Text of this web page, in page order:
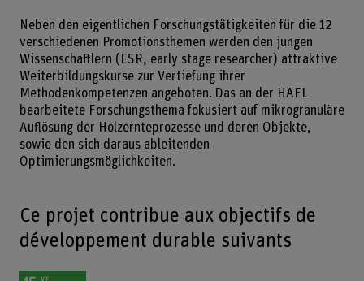
Neben den eigentlichen Forschungstätigkeiten für die 12
verschiedenen Promotionsthemen werden den jungen
Wissenschaftlern (ESR, early stage researcher) attraktive
Weiterbildungskurse zur Vertiefung ihrer
Methodenkompetenzen angeboten. Das an der HAFL
bearbeitete Forschungsthema fokusiert auf mikrogranuläre
Auflösung der Holzernteprozesse und deren Objekte,
sowie den sich daraus ableitenden
Optimierungsmöglichkeiten.
Ce projet contribue aux objectifs de
développement durable suivants